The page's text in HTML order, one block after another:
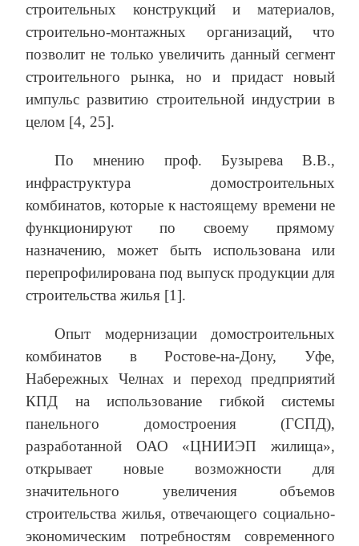
строительных конструкций и материалов,
строительно-монтажных организаций, что
позволит не только увеличить данный сегмент
строительного рынка, но и придаст новый
импульс развитию строительной индустрии в
целом [4, 25].
По мнению проф. Бузырева В.В.,
инфраструктура домостроительных
комбинатов, которые к настоящему времени не
функционируют по своему прямому
назначению, может быть использована или
перепрофилирована под выпуск продукции для
строительства жилья [1].
Опыт модернизации домостроительных
комбинатов в Ростове-на-Дону, Уфе,
Набережных Челнах и переход предприятий
КПД на использование гибкой системы
панельного домостроения (ГСПД),
разработанной ОАО «ЦНИИЭП жилища»,
открывает новые возможности для
значительного увеличения объемов
строительства жилья, отвечающего социально-
экономическим потребностям современного